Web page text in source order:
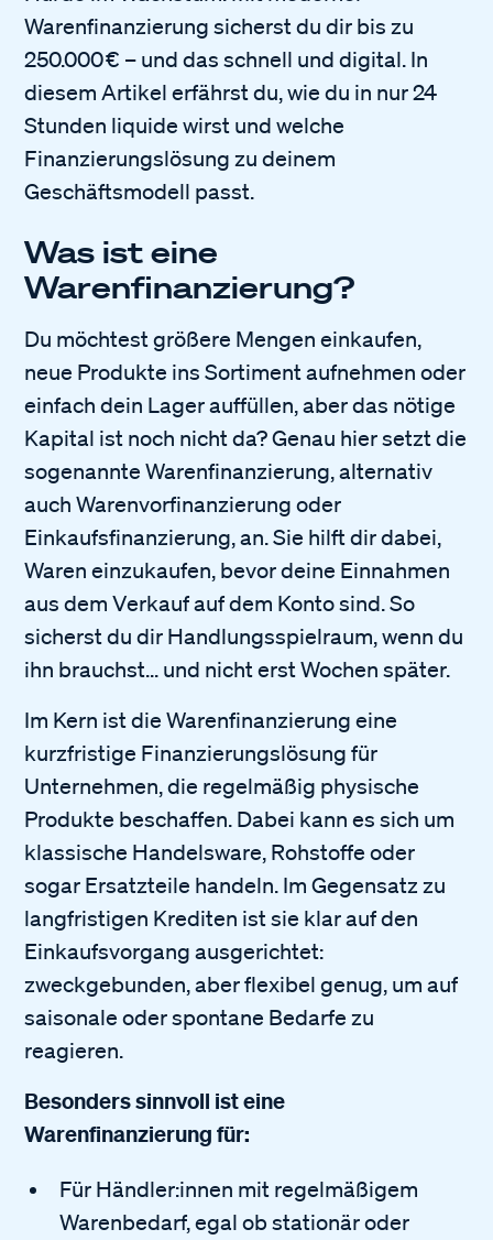
Warenfinanzierung sicherst du dir bis zu
250.000 € – und das schnell und digital. In
diesem Artikel erfährst du, wie du in nur 24
Stunden liquide wirst und welche
Finanzierungslösung zu deinem
Geschäftsmodell passt.
Was ist eine
Warenfinanzierung?
Du möchtest größere Mengen einkaufen,
neue Produkte ins Sortiment aufnehmen oder
einfach dein Lager auffüllen, aber das nötige
Kapital ist noch nicht da? Genau hier setzt die
sogenannte Warenfinanzierung, alternativ
auch Warenvorfinanzierung oder
Einkaufsfinanzierung, an. Sie hilft dir dabei,
Waren einzukaufen, bevor deine Einnahmen
aus dem Verkauf auf dem Konto sind. So
sicherst du dir Handlungsspielraum, wenn du
ihn brauchst... und nicht erst Wochen später.
Im Kern ist die Warenfinanzierung eine
kurzfristige Finanzierungslösung für
Unternehmen, die regelmäßig physische
Produkte beschaffen. Dabei kann es sich um
klassische Handelsware, Rohstoffe oder
sogar Ersatzteile handeln. Im Gegensatz zu
langfristigen Krediten ist sie klar auf den
Einkaufsvorgang ausgerichtet:
zweckgebunden, aber flexibel genug, um auf
saisonale oder spontane Bedarfe zu
reagieren.
Besonders sinnvoll ist eine
Warenfinanzierung für:
Für Händler:innen mit regelmäßigem
Warenbedarf, egal ob stationär oder